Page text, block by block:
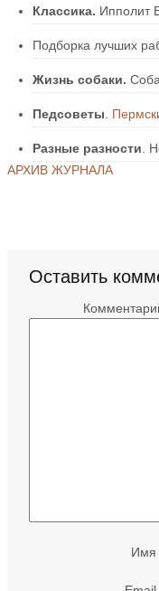
Классика. Ипполит
Подборка лучших
Жизнь собаки.
Педсоветы.
Разные разности.
АРХИВ ЖУРНАЛА
Оставить
Имя